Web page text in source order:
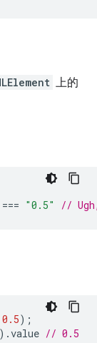
上的
=== "0.5" //
0.5);
).value // 0.5